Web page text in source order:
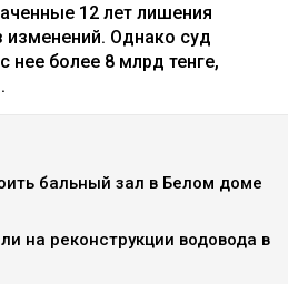
12 лет лишения
изменений. Однако суд
нее более 8 млрд тенге,
бальный зал в Белом доме
на реконструкции водовода в